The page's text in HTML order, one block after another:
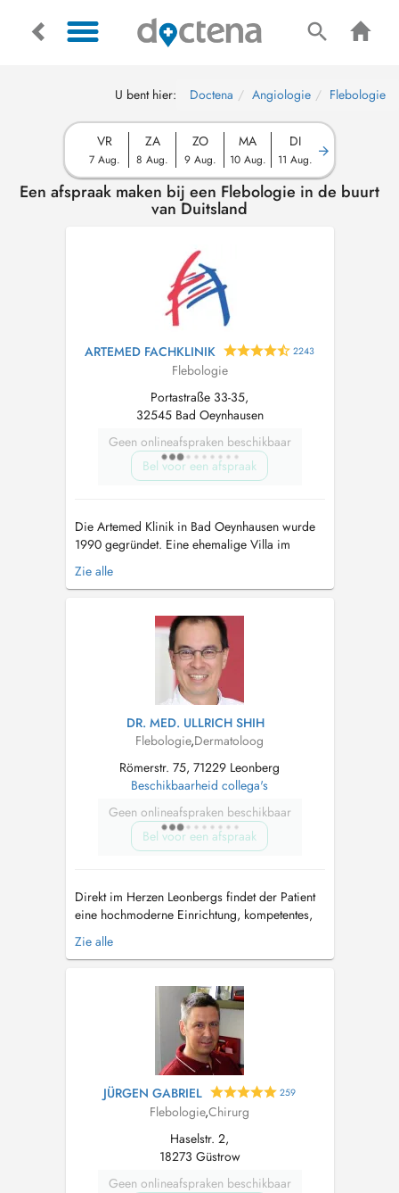
U bent hier: Doctena Angiologie Flebologie
VR
7 Aug.
ZA
8 Aug.
ZO
9 Aug.
MA
10 Aug.
DI
11 Aug.
Een afspraak maken bij een Flebologie in de buurt
van Duitsland
ARTEMED FACHKLINIK 2243
Flebologie
Portastraße 33-35,
32545 Bad Oeynhausen
Geen onlineafspraken beschikbaar
Bel voor een afspraak
Die Artemed Klinik in Bad Oeynhausen wurde
1990 gegründet. Eine ehemalige Villa im
Bauhausstil aus dem Jahre 1968 wurde
grundlegend umgebaut und mit einem großen
wurde die Klinik durch weitere Anbauten von
Patientenzimmern und Behandlungs- und
Zie alle
DR. MED. ULLRICH SHIH
Flebologie,Dermatoloog
Römerstr. 75, 71229 Leonberg
Beschikbaarheid collega's
Geen onlineafspraken beschikbaar
Bel voor een afspraak
Direkt im Herzen Leonbergs findet der Patient
eine hochmoderne Einrichtung, kompetentes,
geschultes Personal und ein ansprechendes
Ambiente vor. Mit vielen Tiefgaragen-
und modernen, geräumigen Aufzügen bieten
wir unseren Patienten größtmögliche Bequem...
Zie alle
JÜRGEN GABRIEL 259
Flebologie,Chirurg
Haselstr. 2,
18273 Güstrow
Geen onlineafspraken beschikbaar